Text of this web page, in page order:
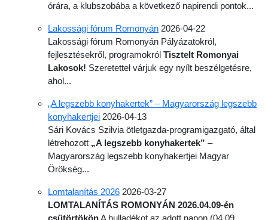
órára, a klubszobába a következő napirendi pontok...
Lakossági fórum Romonyán 2026-04-22
Lakossági fórum Romonyán Pályázatokról,
fejlesztésekről, programokról Tisztelt Romonyai
Lakosok! Szeretettel várjuk egy nyílt beszélgetésre,
ahol...
„A legszebb konyhakertek” – Magyarország legszebb
konyhakertjei 2026-04-13
Sári Kovács Szilvia ötletgazda-programigazgató, által
létrehozott „A legszebb konyhakertek” –
Magyarország legszebb konyhakertjei Magyar
Örökség...
Lomtalanítás 2026 2026-03-27
LOMTALANÍTÁS ROMONYÁN 2026.04.09-én
csütörtökön A hulladékot az adott napon (04.09